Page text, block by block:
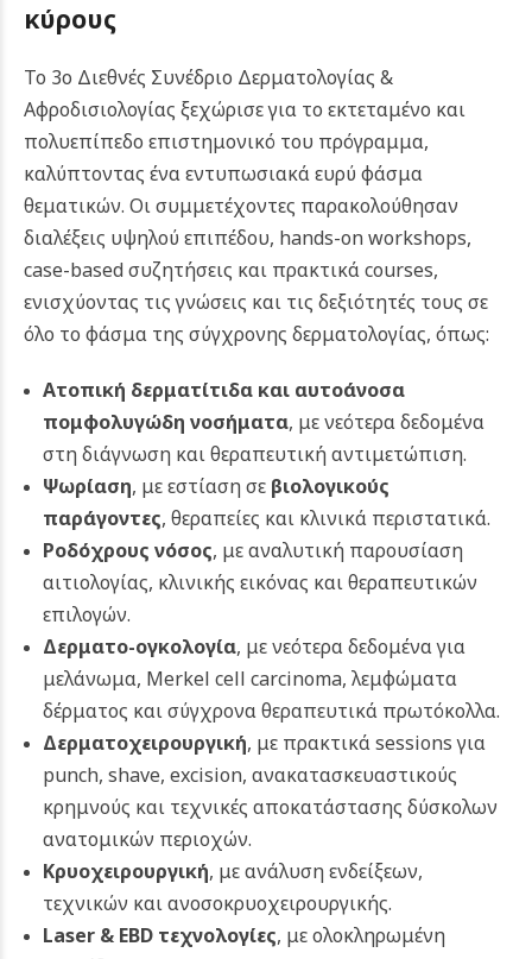
κύρους
Το 3ο Διεθνές Συνέδριο Δερματολογίας &
Αφροδισιολογίας ξεχώρισε για το εκτεταμένο και
πολυεπίπεδο επιστημονικό του πρόγραμμα,
καλύπτοντας ένα εντυπωσιακά ευρύ φάσμα
θεματικών. Οι συμμετέχοντες παρακολούθησαν
διαλέξεις υψηλού επιπέδου, hands-on workshops,
case-based συζητήσεις και πρακτικά courses,
ενισχύοντας τις γνώσεις και τις δεξιότητές τους σε
όλο το φάσμα της σύγχρονης δερματολογίας, όπως:
Ατοπική δερματίτιδακαι αυτοάνοσα
πομφολυγώδη νοσήματα, με νεότερα δεδομένα
στη διάγνωση και θεραπευτική αντιμετώπιση.
Ψωρίαση, με εστίαση σε βιολογικούς
παράγοντες, θεραπείες και κλινικά περιστατικά.
Ροδόχρους νόσος, με αναλυτική παρουσίαση
αιτιολογίας, κλινικής εικόνας και θεραπευτικών
επιλογών.
Δερματο-ογκολογία, με νεότερα δεδομένα για
μελάνωμα, Merkel cell carcinoma, λεμφώματα
δέρματος και σύγχρονα θεραπευτικά πρωτόκολλα.
Δερματοχειρουργική, με πρακτικά sessions για
punch, shave, excision, ανακατασκευαστικούς
κρημνούς και τεχνικές αποκατάστασης δύσκολων
ανατομικών περιοχών.
Κρυοχειρουργική, με ανάλυση ενδείξεων,
τεχνικών και ανοσοκρυοχειρουργικής.
Laser& EBD τεχνολογίες, με ολοκληρωμένη